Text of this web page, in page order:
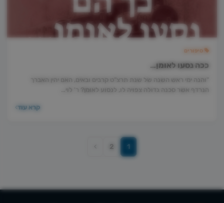
סיפורים
ככה נסעו לאומן…
"והנה ימי ראש השנה של שנת תרצ"ט קרבים ובאים, האם יהין האברך
הנרדף אשר סכנה גדולה צפויה לו, לנסוע לאומן? ר' לוי…
קרא עוד
1
2